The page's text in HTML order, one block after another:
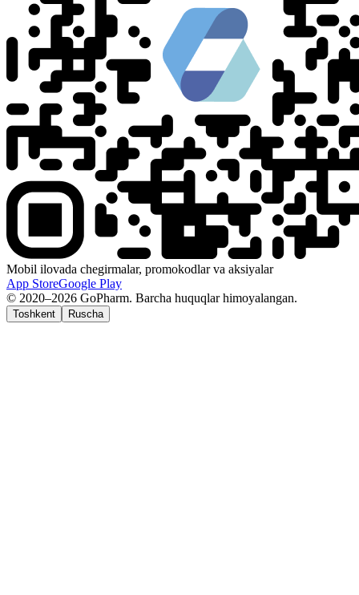
Mobil ilovada chegirmalar, promokodlar va aksiyalar
App StoreGoogle Play
© 2020–2026 GoPharm. Barcha huquqlar himoyalangan.
Toshkent Ruscha